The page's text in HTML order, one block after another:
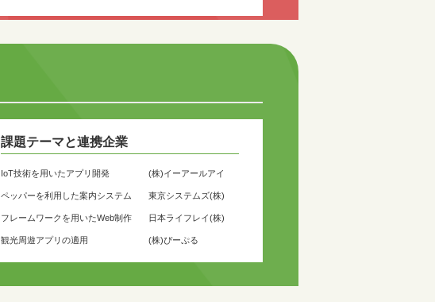
課題テーマと連携企業
IoT技術を用いたアプリ開発
ペッパーを利用した案内システム
フレームワークを用いたWeb制作
観光周遊アプリの適用
(株)イーアールアイ
東京システムズ(株)
日本ライフレイ(株)
(株)ぴーぷる